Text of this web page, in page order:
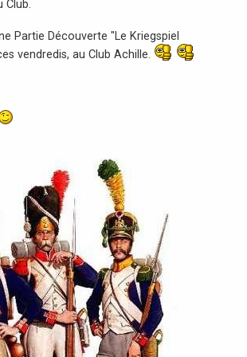
Partie Découverte "Le Kriegspiel
vendredis, au Club Achille.